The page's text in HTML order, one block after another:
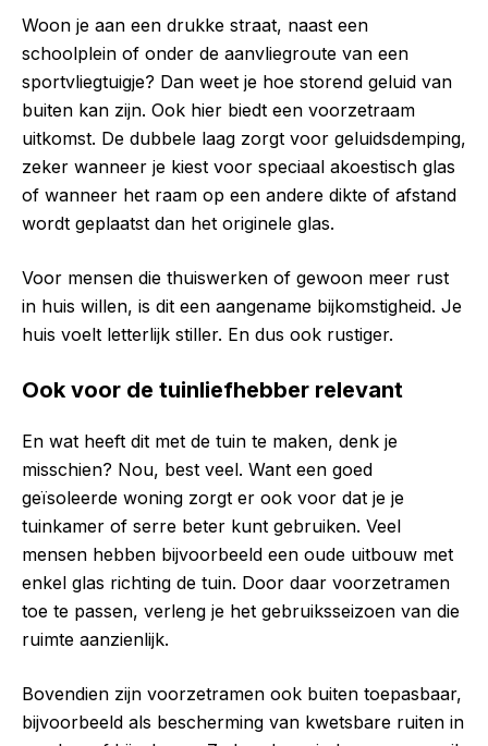
Woon je aan een drukke straat, naast een
schoolplein of onder de aanvliegroute van een
sportvliegtuigje? Dan weet je hoe storend geluid van
buiten kan zijn. Ook hier biedt een voorzetraam
uitkomst. De dubbele laag zorgt voor geluidsdemping,
zeker wanneer je kiest voor speciaal akoestisch glas
of wanneer het raam op een andere dikte of afstand
wordt geplaatst dan het originele glas.
Voor mensen die thuiswerken of gewoon meer rust
in huis willen, is dit een aangename bijkomstigheid. Je
huis voelt letterlijk stiller. En dus ook rustiger.
Ook voor de tuinliefhebber relevant
En wat heeft dit met de tuin te maken, denk je
misschien? Nou, best veel. Want een goed
geïsoleerde woning zorgt er ook voor dat je je
tuinkamer of serre beter kunt gebruiken. Veel
mensen hebben bijvoorbeeld een oude uitbouw met
enkel glas richting de tuin. Door daar voorzetramen
toe te passen, verleng je het gebruiksseizoen van die
ruimte aanzienlijk.
Bovendien zijn voorzetramen ook buiten toepasbaar,
bijvoorbeeld als bescherming van kwetsbare ruiten in